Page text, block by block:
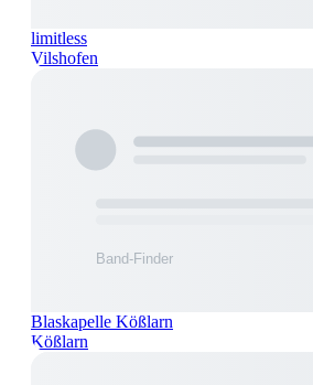
limitless
Vilshofen
Blaskapelle Kößlarn
Kößlarn